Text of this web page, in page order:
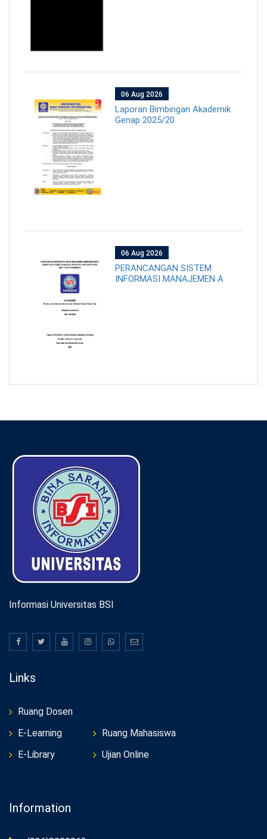
06 Aug 2026
Laporan Bimbingan Akademik
Genap 2025/20
06 Aug 2026
PERANCANGAN SISTEM
INFORMASI MANAJEMEN A
Informasi Universitas BSI
Links
Ruang Dosen
E-Learning
E-Library
Ruang Mahasiswa
Ujian Online
Information